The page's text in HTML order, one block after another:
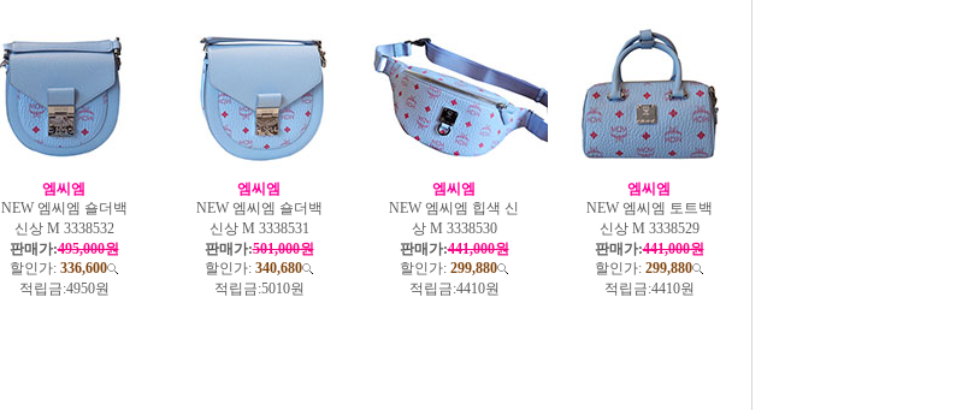
엠씨엠
NEW 엠씨엠 숄더백
신상 M 3338532
판매가:495,000원
할인가: 336,600
적립금:4950원
엠씨엠
NEW 엠씨엠 숄더백
신상 M 3338531
판매가:501,000원
할인가: 340,680
적립금:5010원
엠씨엠
NEW 엠씨엠 힙색 신
상 M 3338530
판매가:441,000원
할인가: 299,880
적립금:4410원
엠씨엠
NEW 엠씨엠 토트백
신상 M 3338529
판매가:441,000원
할인가: 299,880
적립금:4410원